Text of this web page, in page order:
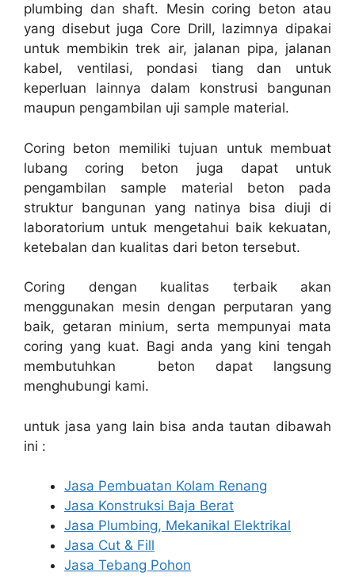
plumbing dan shaft. Mesin coring beton atau
yang disebut juga Core Drill, lazimnya dipakai
untuk membikin trek air, jalanan pipa, jalanan
kabel, ventilasi, pondasi tiang dan untuk
keperluan lainnya dalam konstrusi bangunan
maupun pengambilan uji sample material.
Coring beton memiliki tujuan untuk membuat
lubang coring beton juga dapat untuk
pengambilan sample material beton pada
struktur bangunan yang natinya bisa diuji di
laboratorium untuk mengetahui baik kekuatan,
ketebalan dan kualitas dari beton tersebut.
Coring dengan kualitas terbaik akan
menggunakan mesin dengan perputaran yang
baik, getaran minium, serta mempunyai mata
coring yang kuat. Bagi anda yang kini tengah
membutuhkan beton dapat langsung
menghubungi kami.
untuk jasa yang lain bisa anda tautan dibawah
ini :
Jasa Pembuatan Kolam Renang
Jasa Konstruksi Baja Berat
Jasa Plumbing, Mekanikal Elektrikal
Jasa Cut & Fill
Jasa Tebang Pohon